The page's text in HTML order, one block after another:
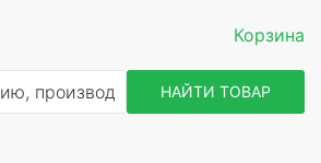
Корзина
НАЙТИ ТОВАР